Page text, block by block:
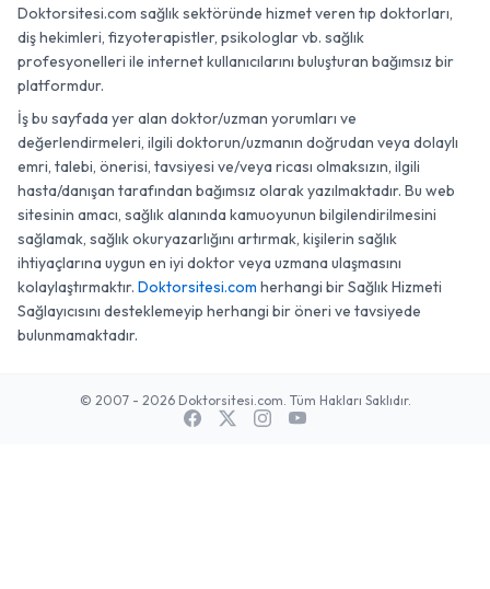
Doktorsitesi.com sağlık sektöründe hizmet veren tıp doktorları,
diş hekimleri, fizyoterapistler, psikologlar vb. sağlık
profesyonelleri ile internet kullanıcılarını buluşturan bağımsız bir
platformdur.
İş bu sayfada yer alan doktor/uzman yorumları ve
değerlendirmeleri, ilgili doktorun/uzmanın doğrudan veya dolaylı
emri, talebi, önerisi, tavsiyesi ve/veya ricası olmaksızın, ilgili
hasta/danışan tarafından bağımsız olarak yazılmaktadır. Bu web
sitesinin amacı, sağlık alanında kamuoyunun bilgilendirilmesini
sağlamak, sağlık okuryazarlığını artırmak, kişilerin sağlık
ihtiyaçlarına uygun en iyi doktor veya uzmana ulaşmasını
kolaylaştırmaktır. Doktorsitesi.com herhangi bir Sağlık Hizmeti
Sağlayıcısını desteklemeyip herhangi bir öneri ve tavsiyede
bulunmamaktadır.
© 2007 - 2026 Doktorsitesi.com. Tüm Hakları Saklıdır.